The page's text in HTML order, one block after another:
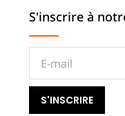
S'inscrire à
S'INSCRIRE